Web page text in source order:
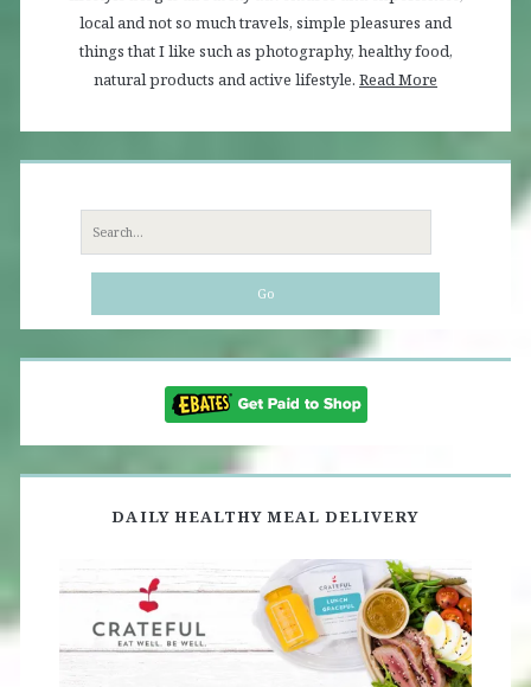
local and not so much travels, simple pleasures and
things that I like such as photography, healthy food,
natural products and active lifestyle. Read More
Search
for:
DAILY HEALTHY MEAL DELIVERY